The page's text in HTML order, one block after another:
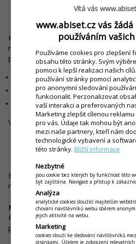
Kvalitní pokladní systém dnes není jen
nástroj, který vám pomůže zvládnout
provoz. Správný dodavatel vám zajistí:
průběžné aktualizace podle zákona
technickou podporu
jistotu správného fungování
Vyhnete se tak riziku nefunkčního nebo
EET 2.0 přináší i nové kontrolní
neměli podcenit.
Mystery shopping (kontrolní nákupy)
Finanční a Celní správa budou
přímo v provozech.
Vítá vás
www.abiset.cz vás
používáním
Používáme cookies pro zlepšení
obsahu této stránky. Svým
pomoci k lepší realizaci našich
používání stránky pomocí
pro anonymní sledování
funkcionalit. Perzonalizovat
vaší interakci a preferovaných
Marketing zlepšit cílenou
pro vás. Údaje tak mohou být
mezi naše partnery, kteří nám
technologické vybavení a
této stránky.Bližší informace
Nezbytné
jsou cookie bez kterých by funkčnost této
být zajištěna. Navigace a přístup k
Analýza
analytické cookies sloužící majitelům
chování návštěvníků webu sběrem
jejich aktivitě na webu.
Marketing
cookies slouží ke sledování návštěvníků
stránkami. Účelem je zobrazení